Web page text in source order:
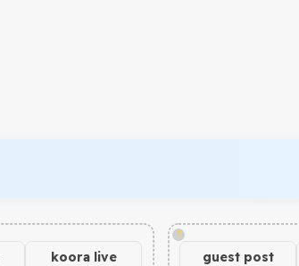
!
guest post
koora live